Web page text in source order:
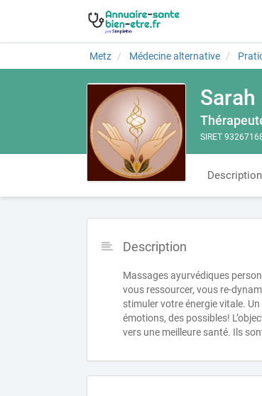
Metz Médecine alternative
SIRET
Description
Description
Massages ayurvédiques
vous ressourcer, vous re-
stimuler votre énergie vitale.
émotions, des possibles!
vers une meilleure santé. Ils